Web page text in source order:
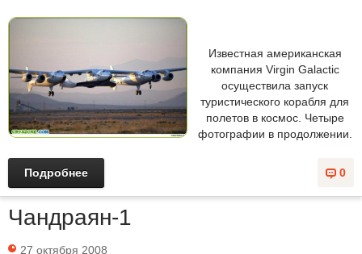
Известная американская
компания Virgin Galactic
осуществила запуск
туристического корабля для
полетов в космос. Четыре
фотографии в продолжении.
0
Подробнее
Чандраян-1
27 октября 2008